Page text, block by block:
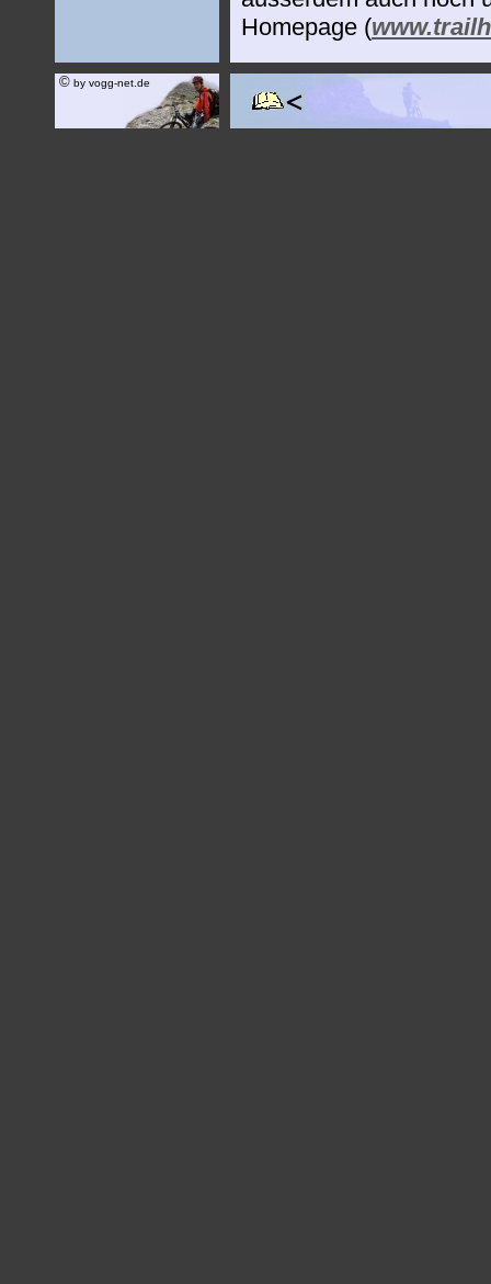
Homepage (
©by vogg-net.de